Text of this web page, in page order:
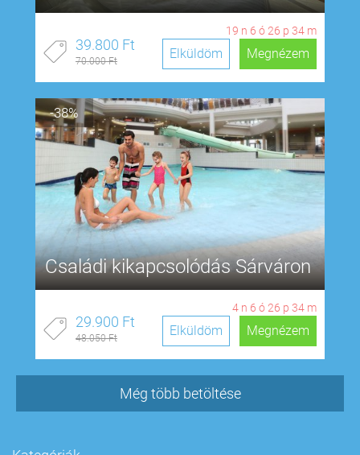
19 n 6 ó 26 p 33 m
39.800 Ft
70.000 Ft Megnézem
Elküldöm
-38%
Családi kikapcsolódás Sárváron
4 n 6 ó 26 p 33 m
29.900 Ft
48.050 Ft Megnézem
Elküldöm
Még több betöltése